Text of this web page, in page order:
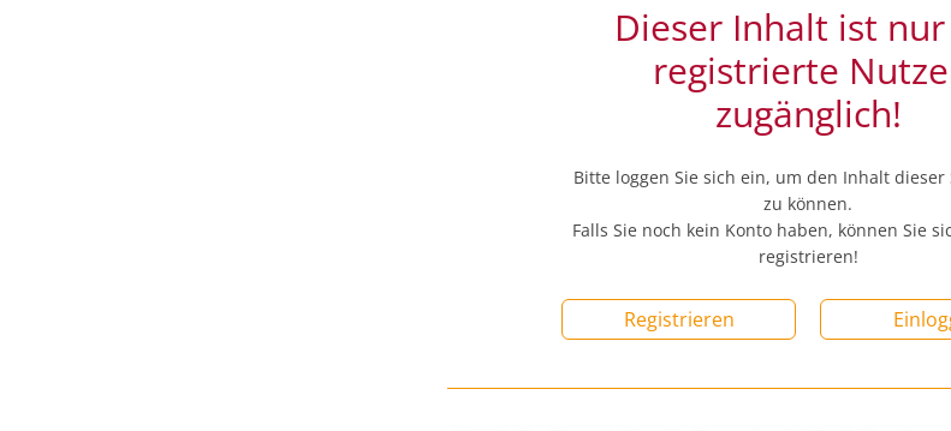
Dieser Inhalt ist
registrierte
zugänglich!
Bitte loggen Sie sich ein, um den Inhalt dieser
zu können.
Falls Sie noch kein Konto haben, können Sie
registrieren!
Registrieren